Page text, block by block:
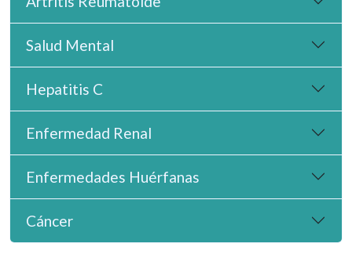
Salud Mental
Hepatitis C
Enfermedad Renal
Enfermedades Huérfanas
Cáncer